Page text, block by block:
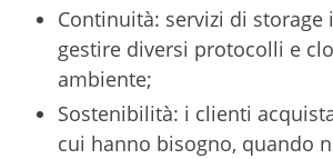
Continuità: servizi di storage
gestire diversi protocolli e
ambiente;
Sostenibilità: i clienti
cui hanno bisogno, quando